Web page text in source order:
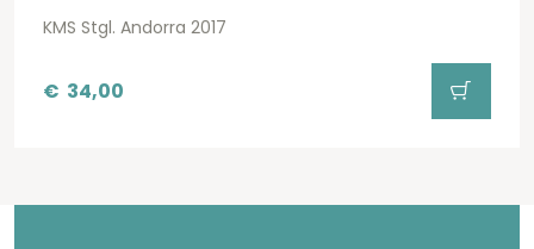
KMS Stgl. Andorra 2017
€ 34,00